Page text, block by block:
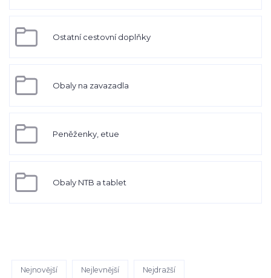
Ostatní cestovní doplňky
Obaly na zavazadla
Peněženky, etue
Obaly NTB a tablet
Nejnovější Nejlevnější Nejdražší